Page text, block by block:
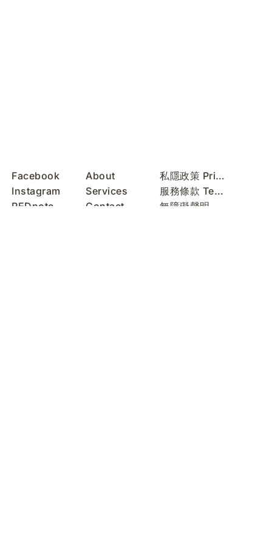
Facebook
Instagram
REDnote
About
Services
Contact
私隱政策 Privacy Policy
服務條款 Terms of Use